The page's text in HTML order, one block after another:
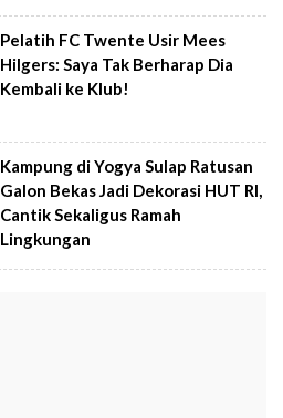
Pelatih FC Twente Usir Mees
Hilgers: Saya Tak Berharap Dia
Kembali ke Klub!
Kampung di Yogya Sulap Ratusan
Galon Bekas Jadi Dekorasi HUT RI,
Cantik Sekaligus Ramah
Lingkungan